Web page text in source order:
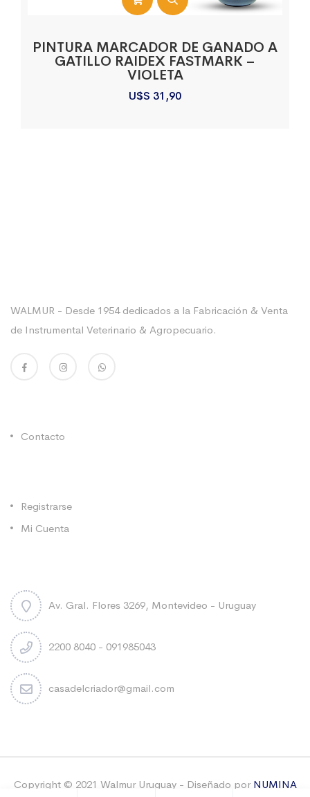
PINTURA MARCADOR DE GANADO A
GATILLO RAIDEX FASTMARK –
VIOLETA
U$S 31,90
WALMUR - Desde 1954 dedicados a la Fabricación & Venta
de Instrumental Veterinario & Agropecuario.
Contacto
Registrarse
Mi Cuenta
Av. Gral. Flores 3269, Montevideo - Uruguay
2200 8040 - 091985043
casadelcriador@gmail.com
Copyright © 2021 Walmur Uruguay - Diseñado por NUMINA